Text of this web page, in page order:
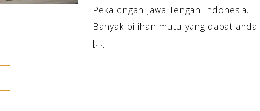
Pekalongan Jawa Tengah Indonesia.
Banyak pilihan mutu yang dapat anda
[…]